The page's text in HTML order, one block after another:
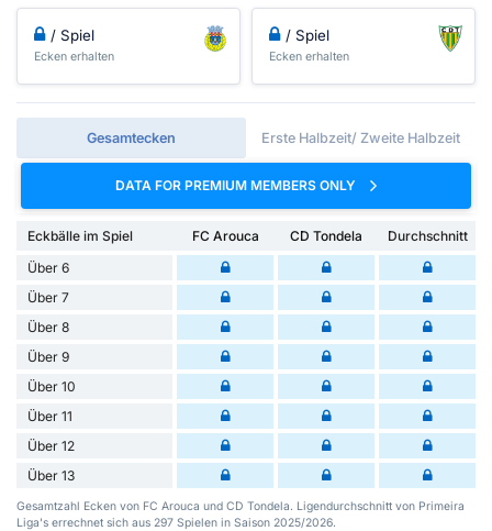
/ Spiel
Ecken erhalten
/ Spiel
Ecken erhalten
Gesamtecken Erste Halbzeit/ Zweite Halbzeit
DATA FOR PREMIUM MEMBERS ONLY
Eckbälle im Spiel FC Arouca CD Tondela
Durchschnitt
Über 6
Über 7
Über 8
Über 9
Über 10
Über 11
Über 12
Über 13
Gesamtzahl Ecken von FC Arouca und CD Tondela. Ligendurchschnitt von Primeira
Liga's errechnet sich aus 297 Spielen in Saison 2025/2026.